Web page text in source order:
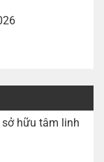
hữu tâm linh